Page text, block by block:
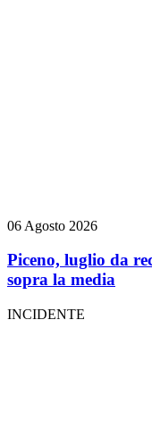
06 Agosto 2026
Piceno, luglio da
sopra la media
INCIDENTE